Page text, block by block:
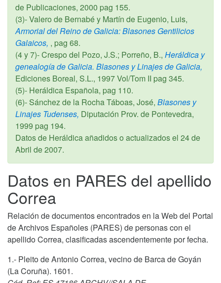
de Publicaciones, 2000 pag 155.
(3)- Valero de Bernabé y Martín de Eugenio, Luis,
Armorial del Reino de Galicia: Blasones Gentilicios
Galaicos, , pag 68.
(4 y 7)- Crespo del Pozo, J.S.; Porreño, B., Heráldica y
genealogía de Galicia. Blasones y Linajes de Galicia,
Ediciones Boreal, S.L., 1997Vol/Tom II pag 345.
(5)- Heráldica Española, pag 110.
(6)- Sánchez de la Rocha Táboas, José, Blasones y
Linajes Tudenses, Diputación Prov. de Pontevedra,
1999 pag 194.
Datos de Heráldica añadidos o actualizados el 24 de
Abril de 2007.
Datos en PARES del apellido
Correa
Relación de documentos encontrados en la Web del Portal
de Archivos Españoles (PARES) de personas con el
apellido Correa, clasificadas ascendentemente por fecha.
1.- Pleito de Antonio Correa, vecino de Barca de Goyán
(La Coruña). 1601.